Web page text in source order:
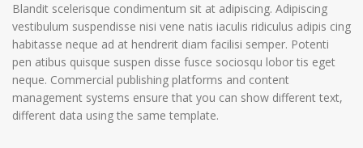
Blandit scelerisque condimentum sit at adipiscing. Adipiscing
vestibulum suspendisse nisi vene natis iaculis ridiculus adipis cing
habitasse neque ad at hendrerit diam facilisi semper. Potenti
pen atibus quisque suspen disse fusce sociosqu lobor tis eget
neque. Commercial publishing platforms and content
management systems ensure that you can show different text,
different data using the same template.